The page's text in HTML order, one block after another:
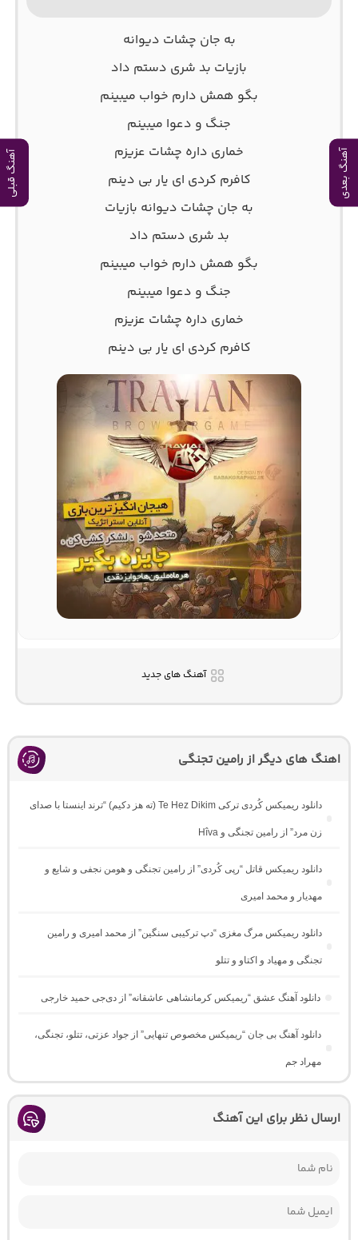
آهنگ بعدی آهنگ قبلی
به جان چشات دیوانه
بازیات بد شری دستم داد
بگو همش دارم خواب میبینم
جنگ و دعوا میبینم
خماری داره چشات عزیزم
کافرم کردی ای یار بی دینم
به جان چشات دیوانه بازیات
بد شری دستم داد
بگو همش دارم خواب میبینم
جنگ و دعوا میبینم
خماری داره چشات عزیزم
کافرم کردی ای یار بی دینم
آهنگ های جدید
اهنگ های دیگر از رامین تجنگی
دانلود ریمیکس کُردی ترکی Te Hez Dikim (ته هز دکیم) “ترند اینستا با صدای
زن مرد” از رامین تجنگی و Hîva
دانلود ریمیکس قاتل “رپی کُردی” از رامین تجنگی و هومن نجفی و شایع و
مهدیار و محمد امیری
دانلود ریمیکس مرگ مغزی “دپ ترکیبی سنگین” از محمد امیری و رامین
تجنگی و مهیاد و اکتاو و تتلو
دانلود آهنگ عشق “ریمیکس کرمانشاهی عاشقانه” از دی‌جی حمید خارجی
دانلود آهنگ بی جان “ریمیکس مخصوص تنهایی” از جواد عزتی، تتلو، تجنگی،
مهراد جم
ارسال نظر برای این آهنگ